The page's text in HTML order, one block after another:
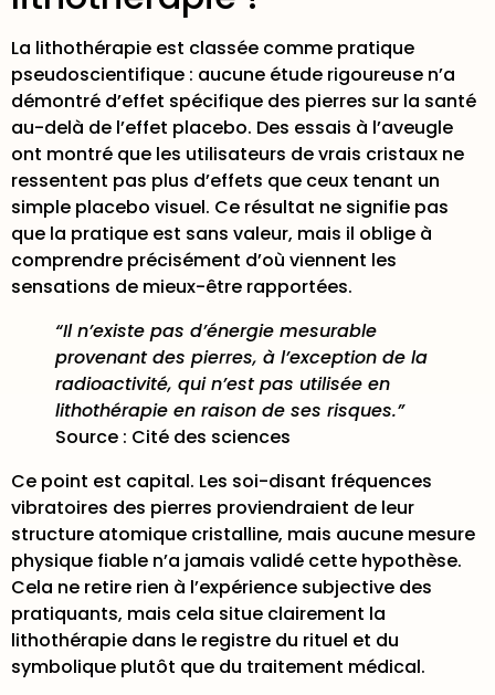
La lithothérapie est classée comme pratique
pseudoscientifique : aucune étude rigoureuse n’a
démontré d’effet spécifique des pierres sur la santé
au-delà de l’effet placebo. Des essais à l’aveugle
ont montré que les utilisateurs de vrais cristaux ne
ressentent pas plus d’effets que ceux tenant un
simple placebo visuel. Ce résultat ne signifie pas
que la pratique est sans valeur, mais il oblige à
comprendre précisément d’où viennent les
sensations de mieux-être rapportées.
“Il n’existe pas d’énergie mesurable
provenant des pierres, à l’exception de la
radioactivité, qui n’est pas utilisée en
lithothérapie en raison de ses risques.”
Source : Cité des sciences
Ce point est capital. Les soi-disant fréquences
vibratoires des pierres proviendraient de leur
structure atomique cristalline, mais aucune mesure
physique fiable n’a jamais validé cette hypothèse.
Cela ne retire rien à l’expérience subjective des
pratiquants, mais cela situe clairement la
lithothérapie dans le registre du rituel et du
symbolique plutôt que du traitement médical.